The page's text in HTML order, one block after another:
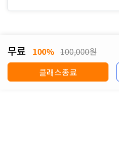
무료 100% 100,000원
클래스종료